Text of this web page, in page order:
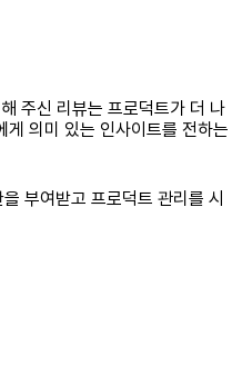
주신 리뷰는 프로덕트가 더 나
의미 있는 인사이트를 전하는
부여받고 프로덕트 관리를 시